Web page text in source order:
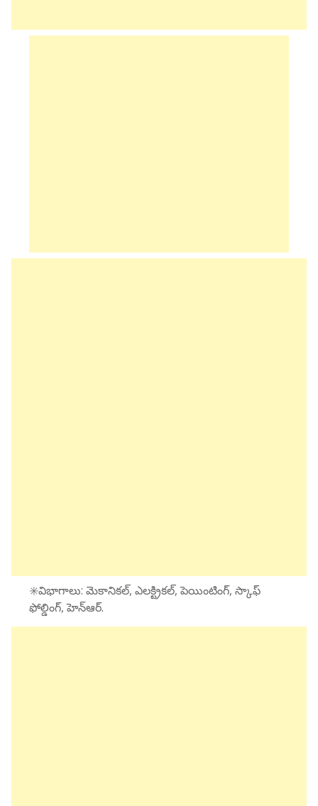
✳️విభాగాలు: మెకానికల్, ఎలక్ట్రికల్, పెయింటింగ్, స్కాఫ్
ఫోల్డింగ్, హెన్ఆర్.